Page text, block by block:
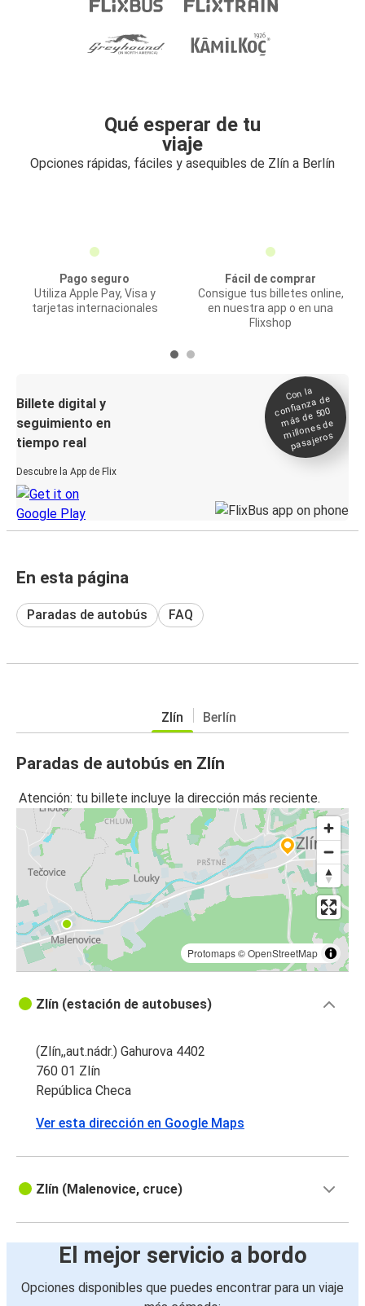
Qué esperar de tu
viaje
Opciones rápidas, fáciles y asequibles de Zlín a Berlín
Pago seguro
Utiliza Apple Pay, Visa y
tarjetas internacionales
Fácil de comprar
Consigue tus billetes online,
en nuestra app o en una
Flixshop
Billete digital y
seguimiento en
tiempo real
Descubre la App de Flix
Con la
confianza de
más de 500
millones de
pasajeros
En esta página
Paradas de autobús FAQ
Zlín Berlín
Paradas de autobús en Zlín
Atención: tu billete incluye la dirección más reciente.
Protomaps©OpenStreetMap
Zlín (estación de autobuses)
(Zlín,,aut.nádr.) Gahurova 4402
760 01 Zlín
República Checa
Ver esta dirección en Google Maps
Zlín (Malenovice, cruce)
El mejor servicio a bordo
Opciones disponibles que puedes encontrar para un viaje